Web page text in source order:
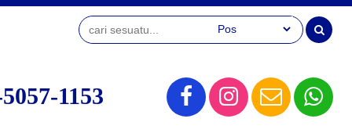
1153